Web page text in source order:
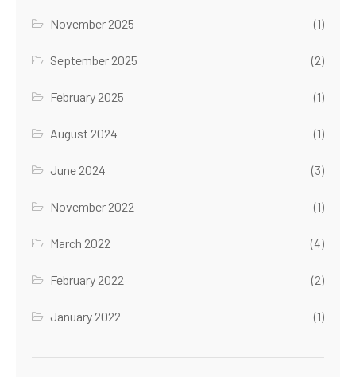
November 2025 (1)
September 2025 (2)
February 2025 (1)
August 2024 (1)
June 2024 (3)
November 2022 (1)
March 2022 (4)
February 2022 (2)
January 2022 (1)